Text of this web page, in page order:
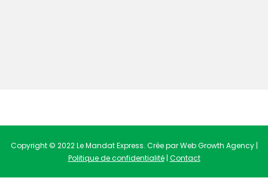
Copyright © 2022 Le Mandat Express. Crée par Web Growth Agency |
Politique de confidentialité| Contact